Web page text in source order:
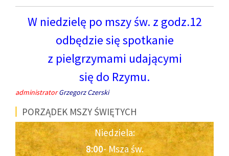
W niedzielę po mszy św. z godz.12
odbędzie się spotkanie
z pielgrzymami udającymi
się do Rzymu.
administratorGrzegorz Czerski
PORZĄDEK MSZY ŚWIĘTYCH
Niedziela:
8:00- Msza św.